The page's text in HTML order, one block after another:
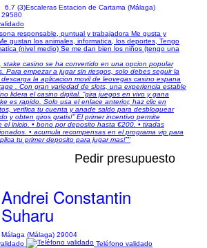
6,7 (3)Escaleras Estacion de Cartama (Málaga)
29580
responsable, puntual y trabajadora Me gusta y
gustan los animales, informatica, los deportes, Tengo
(nivel medio) Se me dan bien los niños (tengo una
stake casino se ha convertido en una opcion popular
Para empezar a jugar sin riesgos, solo debes seguir la
la aplicacion movil de leovegas casino espana
. Con gran variedad de slots, una experiencia estable
lidera el casino digital. “gira juegos en vivo y gana
es rapido. Solo usa el enlace anterior, haz clic en
verifica tu cuenta y anade saldo para desbloquear
y obten giros gratis!” El primer incentivo permite
el inicio. • bono por deposito hasta €200. • tiradas
• acumula recompensas en el programa vip para
tu primer deposito para jugar mas!”"
Pedir presupuesto
Andrei Constantin
Suharu
Málaga (Málaga) 29004
Teléfono validado